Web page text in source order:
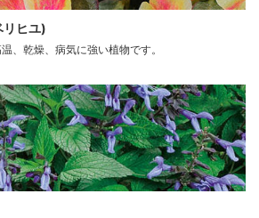
リヒユ)
、乾燥、病気に強い植物です。